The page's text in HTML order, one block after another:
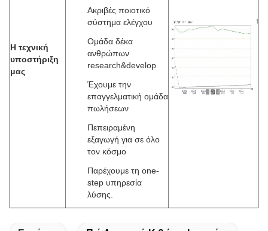
Η τεχνική
υποστήριξη
μας
Ακριβές ποιοτικό
σύστημα ελέγχου
Ομάδα δέκα
ανθρώπων
research&develop
Έχουμε την
επαγγελματική ομάδα
πωλήσεων
Πεπειραμένη
εξαγωγή για σε όλο
τον κόσμο
Παρέχουμε τη one-
step υπηρεσία
λύσης.